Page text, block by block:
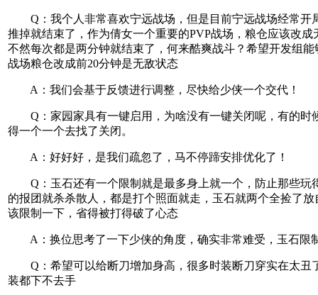
Q：我个人非常喜欢宁远战场，但是目前宁远战场经常开
推掉就结束了，作为倩女一个重要的PVP战场，粮仓应该改成
不然每次都是两分钟就结束了，何来酷爽战斗？希望开发组能
战场粮仓改成前20分钟是无敌状态
A：我们会基于反馈进行调整，尽快给少侠一个交代！
Q：家园家具有一键启用，为啥没有一键关闭呢，有的时
得一个一个去找了关闭。
A：好好好，是我们疏忽了，马不停蹄安排优化了！
Q：玉石还有一个限制就是最多身上就一个，防止那些玩
的报团就杀杀散人，都是打个照面就走，玉石就两个全捡了放
该限制一下，省得被打得破了心态
A：换位思考了一下少侠的角度，确实非常难受，玉石限
Q：希望可以给断刀增加身高，很多时装断刀穿实在太丑
装都下不去手